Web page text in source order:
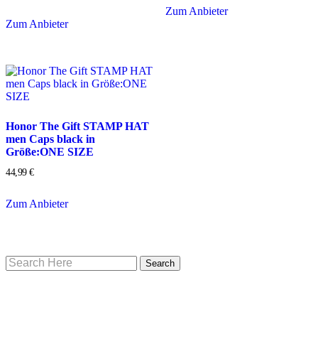
Zum Anbieter
Zum Anbieter
Honor The Gift STAMP HAT
men Caps black in
Größe:ONE SIZE
44,99€
Zum Anbieter